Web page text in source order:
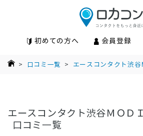
初めての方へ 会員登録
> 口コミ一覧 > エースコンタクト渋
エースコンタクト渋谷ＭＯＤ
口コミ⼀覧